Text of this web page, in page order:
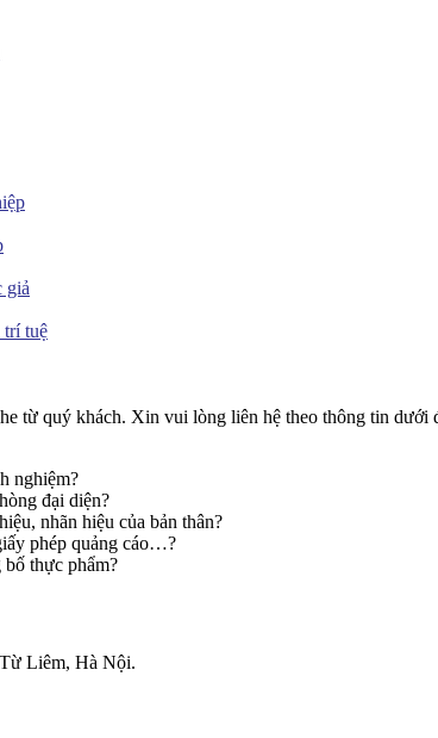
giả
tuệ
từ quý khách. Xin vui lòng liên hệ theo thông tin
nghiệm?
đại diện?
nhãn hiệu của bản thân?
phép quảng cáo…?
thực phẩm?
Liêm, Hà Nội.